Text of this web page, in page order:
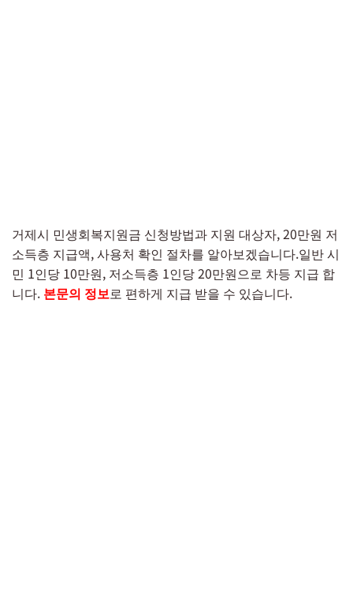
거제시 민생회복지원금 신청방법과 지원 대상자, 20만원 저
소득층 지급액, 사용처 확인 절차를 알아보겠습니다.일반 시
민 1인당 10만원, 저소득층 1인당 20만원으로 차등 지급 합
니다. 본문의 정보로 편하게 지급 받을 수 있습니다.